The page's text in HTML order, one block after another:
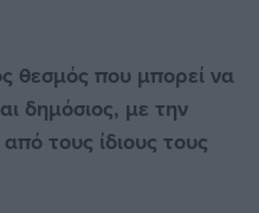
θεσμός που μπορεί να
δημόσιος, με την
τους ίδιους τους